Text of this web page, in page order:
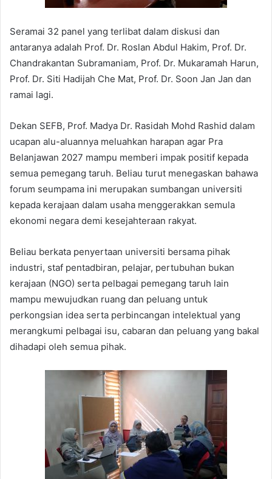
Seramai 32 panel yang terlibat dalam diskusi dan
antaranya adalah Prof. Dr. Roslan Abdul Hakim, Prof. Dr.
Chandrakantan Subramaniam, Prof. Dr. Mukaramah Harun,
Prof. Dr. Siti Hadijah Che Mat, Prof. Dr. Soon Jan Jan dan
ramai lagi.
Dekan SEFB, Prof. Madya Dr. Rasidah Mohd Rashid dalam
ucapan alu-aluannya meluahkan harapan agar Pra
Belanjawan 2027 mampu memberi impak positif kepada
semua pemegang taruh. Beliau turut menegaskan bahawa
forum seumpama ini merupakan sumbangan universiti
kepada kerajaan dalam usaha menggerakkan semula
ekonomi negara demi kesejahteraan rakyat.
Beliau berkata penyertaan universiti bersama pihak
industri, staf pentadbiran, pelajar, pertubuhan bukan
kerajaan (NGO) serta pelbagai pemegang taruh lain
mampu mewujudkan ruang dan peluang untuk
perkongsian idea serta perbincangan intelektual yang
merangkumi pelbagai isu, cabaran dan peluang yang bakal
dihadapi oleh semua pihak.